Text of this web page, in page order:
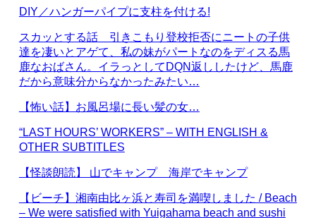
DIY／ハンガーパイプに支柱を付ける!
スカッとする話 引きこもり登校拒否にニートの子供
達を凄いとアゲて、私の妹がパートなのをディスる馬
鹿なおばさん。イラっとしてDQN返ししたけど、馬鹿
だから意味分からなかったみたい…
【怖い話】お風呂場に長い髪の女…
“LAST HOURS’ WORKERS” – WITH ENGLISH &
OTHER SUBTITLES
【怪談朗読】 山でキャンプ 海岸でキャンプ
【ビーチ】湘南由比ヶ浜と寿司を満喫しました / Beach
– We were satisfied with Yuigahama beach and sushi